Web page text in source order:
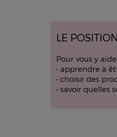
LE
Pour vous y
• apprendre à
• choisir des
• savoir quelles